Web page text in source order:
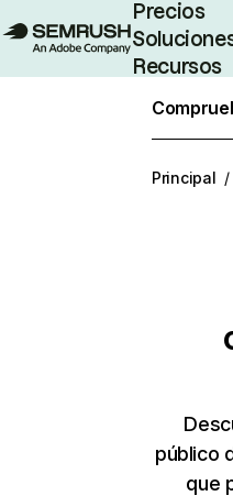
Precios
Recursos
Principal /
público
que